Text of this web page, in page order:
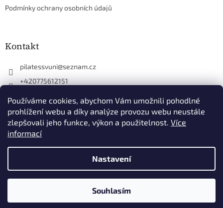
Používáme cookies, abychom Vám umožnili pohodlné
prohlížení webu a díky analýze provozu webu neustále
zlepšovali jeho funkce, výkon a použitelnost. Více
informací
Nastavení
Souhlasím
Podmínky ochrany osobních údajů
Kontakt
pilatessvuni@seznam.cz
+420775612151
https://www.facebook.com/simona.ubry.7547/
pilatessvuni
Vytvořil Shoptet
Pilates s vůní. Všechna práva vyhrazena.